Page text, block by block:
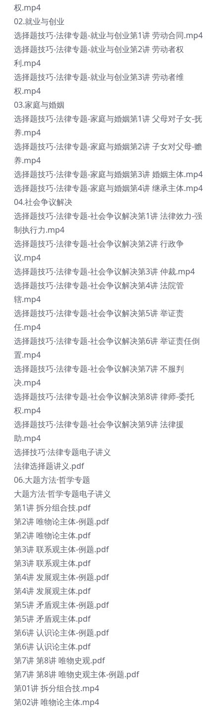
权.mp4
02.就业与创业
选择题技巧-法律专题-就业与创业第1讲 劳动合同.mp4
选择题技巧-法律专题-就业与创业第2讲 劳动者权
利.mp4
选择题技巧-法律专题-就业与创业第3讲 劳动者维
权.mp4
03.家庭与婚姻
选择题技巧-法律专题-家庭与婚姻第1讲 父母对子女-抚
养.mp4
选择题技巧-法律专题-家庭与婚姻第2讲 子女对父母-赡
养.mp4
选择题技巧-法律专题-家庭与婚姻第3讲 婚姻主体.mp4
选择题技巧-法律专题-家庭与婚姻第4讲 继承主体.mp4
04.社会争议解决
选择题技巧-法律专题-社会争议解决第1讲 法律效力-强
制执行力.mp4
选择题技巧-法律专题-社会争议解决第2讲 行政争
议.mp4
选择题技巧-法律专题-社会争议解决第3讲 仲裁.mp4
选择题技巧-法律专题-社会争议解决第4讲 法院管
辖.mp4
选择题技巧-法律专题-社会争议解决第5讲 举证责
任.mp4
选择题技巧-法律专题-社会争议解决第6讲 举证责任倒
置.mp4
选择题技巧-法律专题-社会争议解决第7讲 不服判
决.mp4
选择题技巧-法律专题-社会争议解决第8讲 律师-委托
权.mp4
选择题技巧-法律专题-社会争议解决第9讲 法律援
助.mp4
选择技巧·法律专题电子讲义
法律选择题讲义.pdf
06.大题方法·哲学专题
大题方法·哲学专题电子讲义
第1讲 拆分组合技.pdf
第2讲 唯物论主体-例题.pdf
第2讲 唯物论主体.pdf
第3讲 联系观主体-例题.pdf
第3讲 联系观主体.pdf
第4讲 发展观主体-例题.pdf
第4讲 发展观主体.pdf
第5讲 矛盾观主体-例题.pdf
第5讲 矛盾观主体.pdf
第6讲 认识论主体-例题.pdf
第6讲 认识论主体.pdf
第7讲 第8讲 唯物史观.pdf
第7讲 第8讲 唯物史观主体-例题.pdf
第01讲 拆分组合技.mp4
第02讲 唯物论主体.mp4